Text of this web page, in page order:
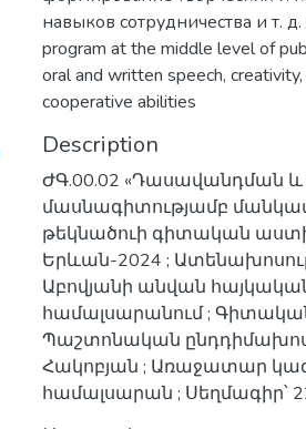
навыков сотрудничества и т.
program at the middle level of
oral and written speech,
cooperative abilities
Description
ԺԳ.00.02 «Դասավանդման և
մասնագիտությամբ
թեկնածուի գիտական
Երևան-2024 ;
Աբովյանի անվան
համալսարանում ;
Պաշտոնական
Հակոբյան ; Առաջատար
համալսարան ; Սեղմագիր՝